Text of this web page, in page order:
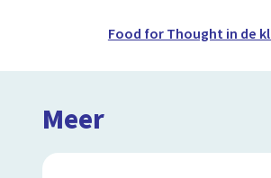
Food for Thought in de
Meer